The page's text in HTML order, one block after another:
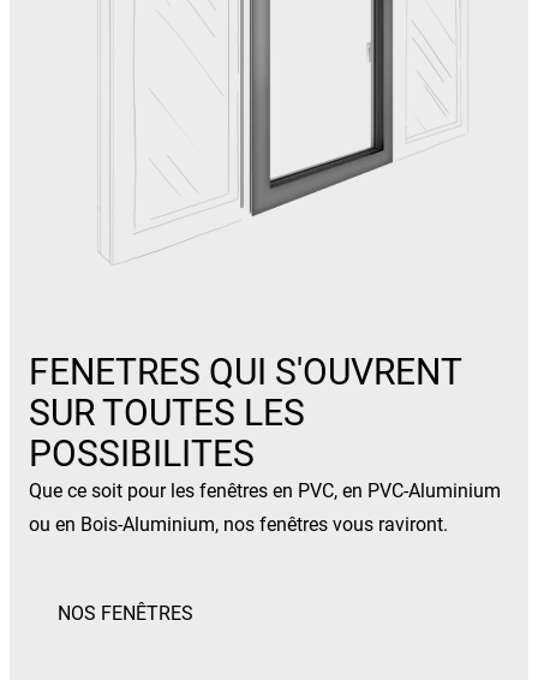
FENETRES QUI S'OUVRENT
SUR TOUTES LES
POSSIBILITES
Que ce soit pour les fenêtres en PVC, en PVC-Aluminium
ou en Bois-Aluminium, nos fenêtres vous raviront.